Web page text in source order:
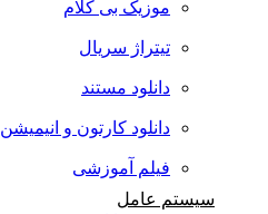
موزیک بی کلام
تیتراژ سریال
دانلود مستند
دانلود کارتون و انیمیشن
فیلم آموزشی
سیستم عامل